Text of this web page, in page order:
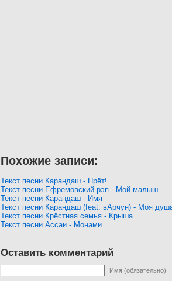
Похожие записи:
Текст песни Карандаш - Прёт!
Текст песни Ефремовский рэп - Мой малыш
Текст песни Карандаш - Имя
Текст песни Карандаш (feat. вАрчун) - Моя
Текст песни Крёстная семья - Крыша
Текст песни Ассаи - Монами
Оставить комментарий
Имя (обязательно)